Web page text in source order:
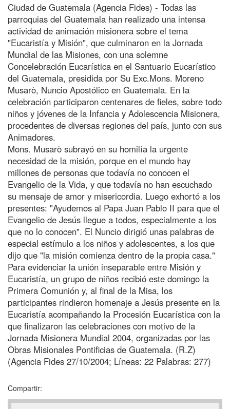
Ciudad de Guatemala (Agencia Fides) - Todas las
parroquias del Guatemala han realizado una intensa
actividad de animación misionera sobre el tema
"Eucaristía y Misión", que culminaron en la Jornada
Mundial de las Misiones, con una solemne
Concelebración Eucarística en el Santuario Eucarístico
del Guatemala, presidida por Su Exc.Mons. Moreno
Musarò, Nuncio Apostólico en Guatemala. En la
celebración participaron centenares de fieles, sobre todo
niños y jóvenes de la Infancia y Adolescencia Misionera,
procedentes de diversas regiones del país, junto con sus
Animadores.
Mons. Musarò subrayó en su homilía la urgente
necesidad de la misión, porque en el mundo hay
millones de personas que todavía no conocen el
Evangelio de la Vida, y que todavía no han escuchado
su mensaje de amor y misericordia. Luego exhortó a los
presentes: "Ayudemos al Papa Juan Pablo II para que el
Evangelio de Jesús llegue a todos, especialmente a los
que no lo conocen". El Nuncio dirigió unas palabras de
especial estímulo a los niños y adolescentes, a los que
dijo que "la misión comienza dentro de la propia casa."
Para evidenciar la unión inseparable entre Misión y
Eucaristía, un grupo de niños recibió este domingo la
Primera Comunión y, al final de la Misa, los
participantes rindieron homenaje a Jesús presente en la
Eucaristía acompañando la Procesión Eucarística con la
que finalizaron las celebraciones con motivo de la
Jornada Misionera Mundial 2004, organizadas por las
Obras Misionales Pontificias de Guatemala. (R.Z)
(Agencia Fides 27/10/2004; Líneas: 22 Palabras: 277)
Compartir: